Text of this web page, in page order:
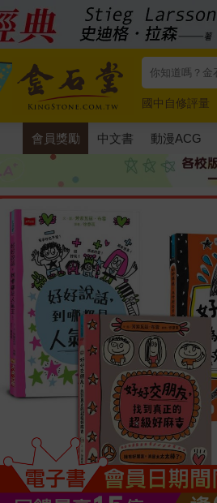
國中自修評量
唯紅花綻放
會員獎勵 中文書 動漫ACG